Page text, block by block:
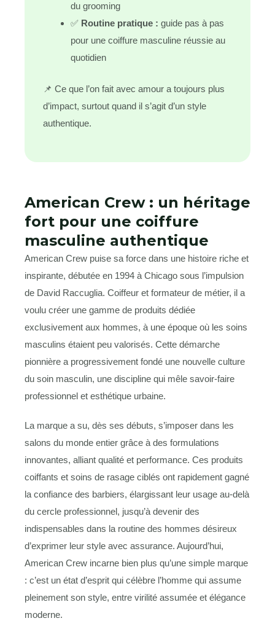
du grooming
✅ Routine pratique : guide pas à pas
pour une coiffure masculine réussie au
quotidien
📌 Ce que l’on fait avec amour a toujours plus
d’impact, surtout quand il s’agit d’un style
authentique.
American Crew : un héritage
fort pour une coiffure
masculine authentique
American Crew puise sa force dans une histoire riche et
inspirante, débutée en 1994 à Chicago sous l’impulsion
de David Raccuglia. Coiffeur et formateur de métier, il a
voulu créer une gamme de produits dédiée
exclusivement aux hommes, à une époque où les soins
masculins étaient peu valorisés. Cette démarche
pionnière a progressivement fondé une nouvelle culture
du soin masculin, une discipline qui mêle savoir-faire
professionnel et esthétique urbaine.
La marque a su, dès ses débuts, s’imposer dans les
salons du monde entier grâce à des formulations
innovantes, alliant qualité et performance. Ces produits
coiffants et soins de rasage ciblés ont rapidement gagné
la confiance des barbiers, élargissant leur usage au-delà
du cercle professionnel, jusqu’à devenir des
indispensables dans la routine des hommes désireux
d’exprimer leur style avec assurance. Aujourd’hui,
American Crew incarne bien plus qu’une simple marque
: c’est un état d’esprit qui célèbre l’homme qui assume
pleinement son style, entre virilité assumée et élégance
moderne.